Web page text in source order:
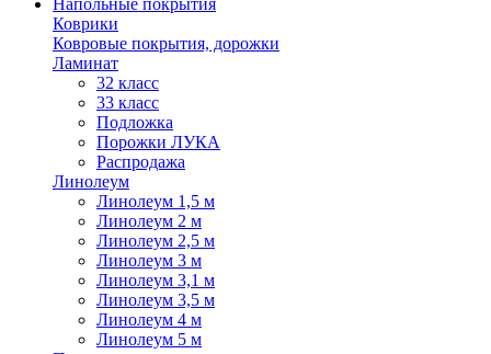
Напольные покрытия
Коврики
Ковровые покрытия, дорожки
Ламинат
32 класс
33 класс
Подложка
Порожки ЛУКА
Распродажа
Линолеум
Линолеум 1,5 м
Линолеум 2 м
Линолеум 2,5 м
Линолеум 3 м
Линолеум 3,1 м
Линолеум 3,5 м
Линолеум 4 м
Линолеум 5 м